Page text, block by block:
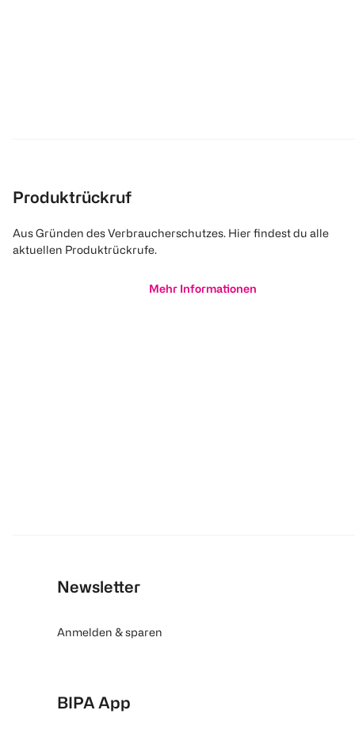
Produktrückruf
Aus Gründen des Verbraucherschutzes. Hier findest du alle
aktuellen Produktrückrufe.
Mehr Informationen
Newsletter
Anmelden & sparen
BIPA App